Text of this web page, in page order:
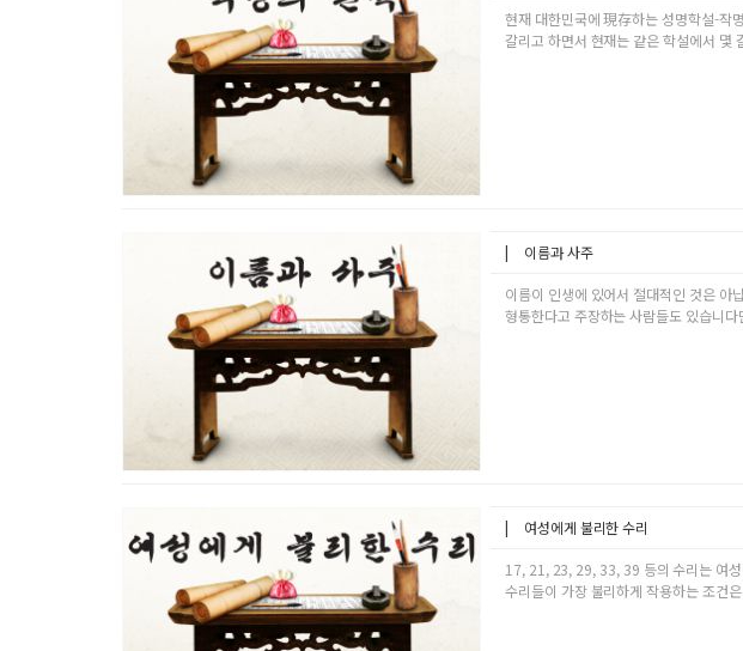
현재 대한민국에 現存하는 성명학설-작
갈리고 하면서 현재는 같은 학설에서 몇
이름과 사주
이름이 인생에 있어서 절대적인 것은 아
형통한다고 주장하는 사람들도 있습니다
여성에게 불리한 수리
17, 21, 23, 29, 33, 39 등의 수리는 여성
수리들이 가장 불리하게 작용하는 조건